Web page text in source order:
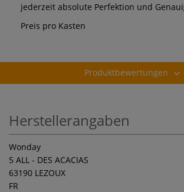
jederzeit absolute Perfektion und
Preis pro Kasten
Produktbewertungen
Herstellerangaben
Wonday
5 ALL - DES ACACIAS
63190 LEZOUX
FR